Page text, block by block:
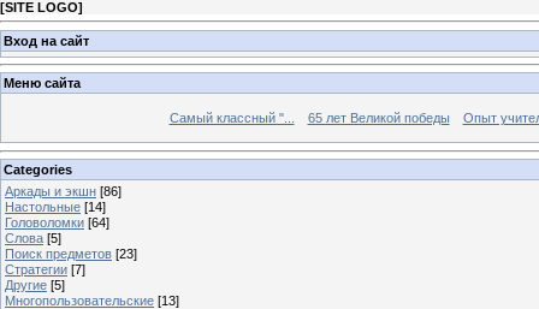
[SITE LOGO]
Вход на сайт
Меню сайта
Самый классный "... 65 лет Великой победы Опыт
Categories
Аркады и экшн [86]
Настольные [14]
Головоломки [64]
Слова [5]
Поиск предметов [23]
Стратегии [7]
Другие [5]
Многопользовательские [13]